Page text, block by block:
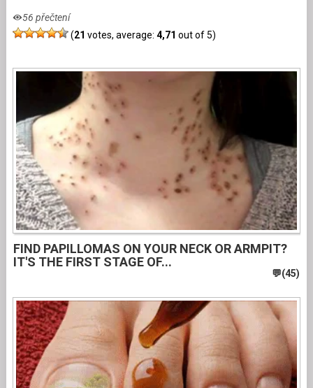
56 přečtení
(21 votes, average: 4,71 out of 5)
FIND PAPILLOMAS ON YOUR NECK OR ARMPIT?
IT'S THE FIRST STAGE OF...